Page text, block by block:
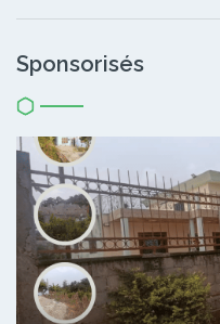
Sponsorisés